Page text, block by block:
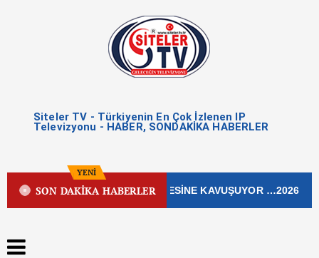
Siteler TV - Türkiyenin En Çok İzlenen IP
Televizyonu - HABER, SONDAKİKA HABERLER
YENİ
SON DAKİKA HABERLER
CADDESİ YENİ ÇEHRESİNE KAVUŞUYOR …2026